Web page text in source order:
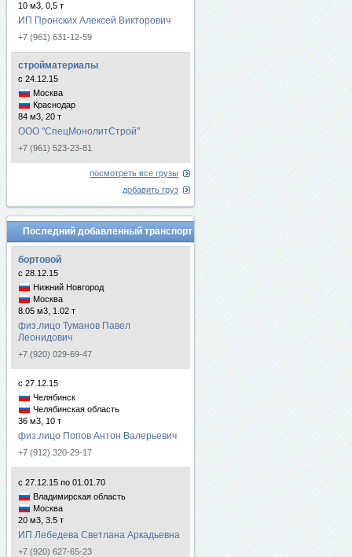
10 м3, 0,5 т
ИП Пронских Алексей Викторович
+7 (961) 631-12-59
стройматериалы
с 24.12.15
Москва
Краснодар
84 м3, 20 т
ООО "СпецМонолитСтрой"
+7 (961) 523-23-81
посмотреть все грузы
добавить груз
Последний добавленный транспорт
бортовой
с 28.12.15
Нижний Новгород
Москва
8.05 м3, 1.02 т
физ.лицо Туманов Павел
Леонидович
+7 (920) 029-69-47
с 27.12.15
Челябинск
Челябинская область
36 м3, 10 т
физ.лицо Попов Антон Валерьевич
+7 (912) 320-29-17
с 27.12.15 по 01.01.70
Владимирская область
Москва
20 м3, 3.5 т
ИП Лебедева Светлана Аркадьевна
+7 (920) 627-65-23